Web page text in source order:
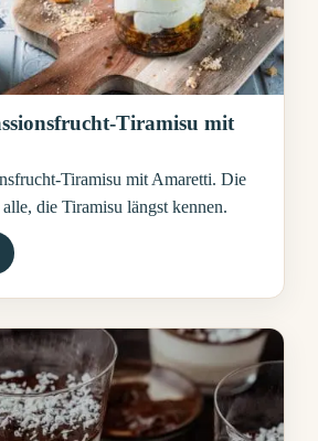
Tiramisu mit
Tiramisu mit Amaretti. Die
die Tiramisu längst kennen.